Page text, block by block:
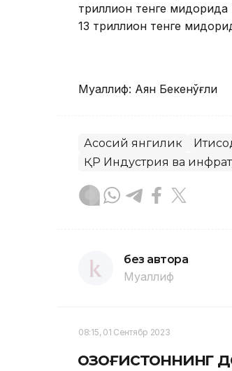
триллион тенге
13 триллион тенге
Муаллиф: Аян Бекенўғли
Асосий янгилик
ҚР Индустрия ва
без автора
Муаллиф
08:15, 01 Сентябр 2023
Қозоғистоннинг